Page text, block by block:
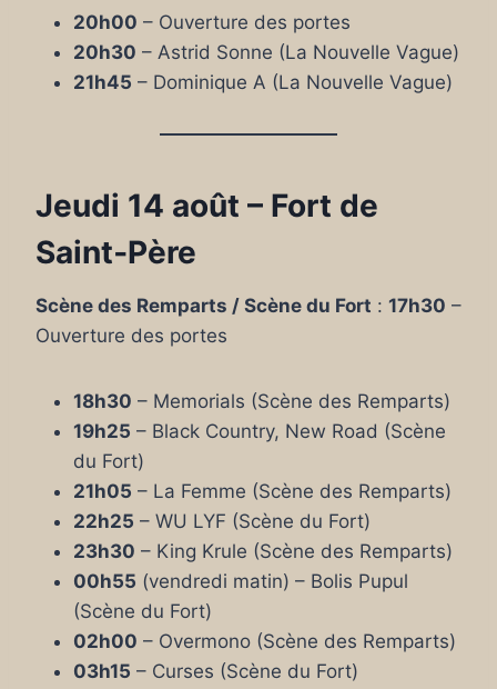
20h00 – Ouverture des portes
20h30 – Astrid Sonne (La Nouvelle Vague)
21h45 – Dominique A (La Nouvelle Vague)
Jeudi 14 août – Fort de
Saint‑Père
Scène des Remparts / Scène du Fort : 17h30 –
Ouverture des portes
18h30 – Memorials (Scène des Remparts)
19h25 – Black Country, New Road (Scène
du Fort)
21h05 – La Femme (Scène des Remparts)
22h25 – WU LYF (Scène du Fort)
23h30 – King Krule (Scène des Remparts)
00h55 (vendredi matin) – Bolis Pupul
(Scène du Fort)
02h00 – Overmono (Scène des Remparts)
03h15 – Curses (Scène du Fort)